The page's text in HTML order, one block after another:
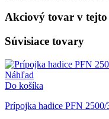
Akciový tovar v
Súvisiace tovary
Náhľad
Do košíka
Prípojka hadice PFN 2500/